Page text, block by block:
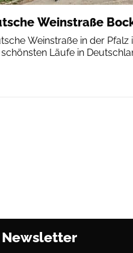
Weinstraße
Weinstraße in der Pfalz
Läufe in
Newsletter